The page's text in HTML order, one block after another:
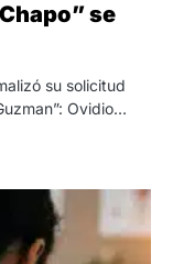
se
su solicitud
Ovidio…